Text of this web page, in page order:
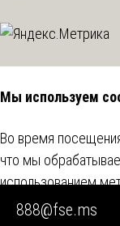
888@fse.ms
Мы используем
Во время
что мы
использованием